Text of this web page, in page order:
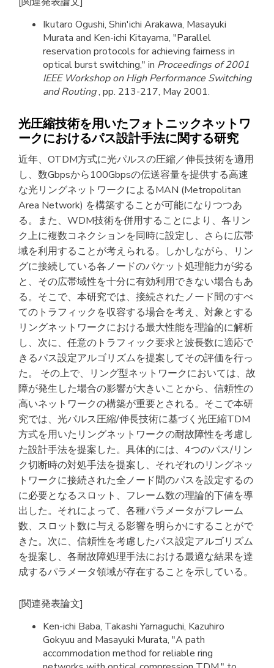
Ikutaro Ogushi, Shin'ichi Arakawa, Masayuki
Murata and Ken-ichi Kitayama, "Parallel
reservation protocols for achieving fairness in
optical burst switching," in Proceedings of 2001
IEEE Workshop on High Performance Switching
and Routing, pp. 213-217, May 2001.
光圧縮技術を用いたフォトニックネットワ
ークにおけるパス設計手法に関する研究
近年、OTDM方式に光パルスの圧縮／伸長技術を適用
し、数Gbpsから100Gbpsの伝送容量を提供する高速
な光リングネットワークによるMAN (Metropolitan
Area Network) を構築することが可能になりつつあ
る。また、WDM技術を併用することにより、各リン
ク上に複数コネクションを同時に設定し、さらに広帯
域を利用することが考えられる。しかしながら、リン
グに接続している各ノードのパケット処理能力が劣る
と、その広帯域性を十分に有効利用できない場合もあ
る。そこで、本研究では、接続されたノード間のすべ
てのトラフィックを収容する場合を考え、対象とする
リングネットワークにおける最大性能を理論的に解析
し、次に、任意のトラフィック要求と波長数に適応で
きるパス設定アルゴリズムを提案してその評価を行っ
た。 その上で、リング型ネットワークにおいては、故
障が発生した場合の影響が大きいことから、信頼性の
高いネットワークの構築が重要とされる。そこで本研
究では、光パルス圧縮/伸長技術に基づく光圧縮TDM
方式を用いたリングネットワークの耐故障性を考慮し
た設計手法を提案した。具体的には、4つのパス/リン
ク切断時の対処手法を提案し、それぞれのリングネッ
トワークに接続された全ノード間のパスを設定するの
に必要となるスロット、フレーム数の理論的下値を導
出した。それによって、各種パラメータがフレーム
数、スロット数に与える影響を明らかにすることがで
きた。次に、信頼性を考慮したパス設定アルゴリズム
を提案し、各耐故障処理手法における最適な結果を達
成するパラメータ領域が存在することを示している。
[関連発表論文]
Ken-ichi Baba, Takashi Yamaguchi, Kazuhiro
Gokyuu and Masayuki Murata, "A path
accommodation method for reliable ring